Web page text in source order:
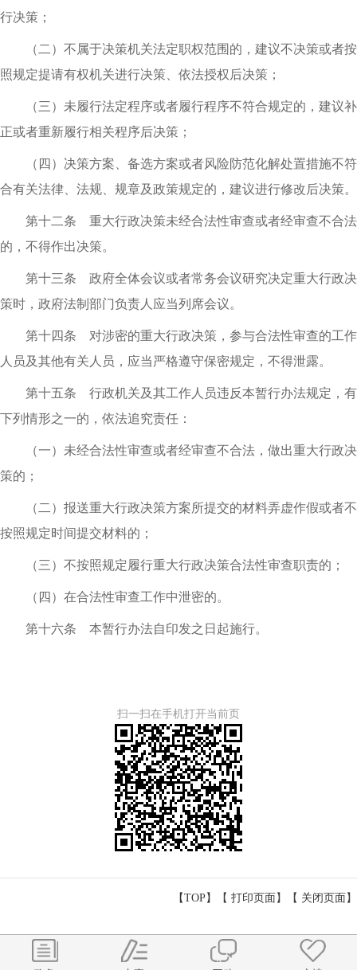
行决策；
（二）不属于决策机关法定职权范围的，建议不决策或者按
照规定提请有权机关进行决策、依法授权后决策；
（三）未履行法定程序或者履行程序不符合规定的，建议补
正或者重新履行相关程序后决策；
（四）决策方案、备选方案或者风险防范化解处置措施不符
合有关法律、法规、规章及政策规定的，建议进行修改后决策。
第十二条 重大行政决策未经合法性审查或者经审查不合法
的，不得作出决策。
第十三条 政府全体会议或者常务会议研究决定重大行政决
策时，政府法制部门负责人应当列席会议。
第十四条 对涉密的重大行政决策，参与合法性审查的工作
人员及其他有关人员，应当严格遵守保密规定，不得泄露。
第十五条 行政机关及其工作人员违反本暂行办法规定，有
下列情形之一的，依法追究责任：
（一）未经合法性审查或者经审查不合法，做出重大行政决
策的；
（二）报送重大行政决策方案所提交的材料弄虚作假或者不
按照规定时间提交材料的；
（三）不按照规定履行重大行政决策合法性审查职责的；
（四）在合法性审查工作中泄密的。
第十六条 本暂行办法自印发之日起施行。
扫一扫在手机打开当前页
【TOP】 【 打印页面 】【 关闭页面 】